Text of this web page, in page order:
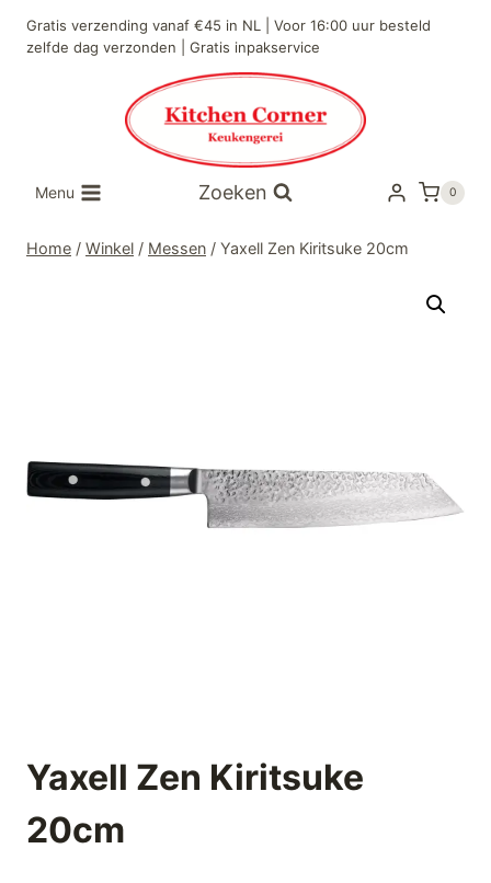
naar
Gratis verzending vanaf €45 in NL | Voor 16:00 uur besteld
zelfde dag verzonden | Gratis inpakservice
Menu Zoeken 0
Home / Winkel / Messen / Yaxell Zen Kiritsuke 20cm
Yaxell Zen Kiritsuke
20cm